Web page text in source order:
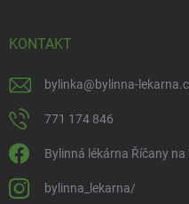
KONTAKT
bylinka@bylinna-
771 174 846
Bylinná lékárna Říčany na
bylinna_lekarna/